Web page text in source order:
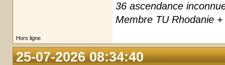
36 ascendance
Membre TU Rhodanie
Hors ligne
25-07-2026 08:34:40